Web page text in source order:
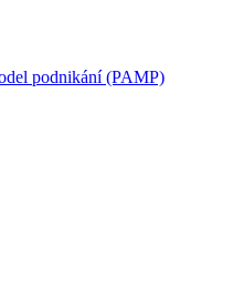
podnikání (PAMP)